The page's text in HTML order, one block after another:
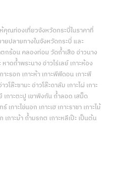
คุณท่องเที่ยวจังหวัดกระบี่ในราคาที่
ยปลายทางในจังหวัดกระบี่ และ
กร้อน คลองท่อม วัดถ้ำเสือ อ่าวนาง
หาดถ้ำพระนาง อ่าวไร่เลย์ เกาะห้อง
าะรอก เกาะห้า เกาะพีพีดอน เกาะพี
โล๊ะซามะ อ่าวโล๊ะดาลัม เกาะไผ่ เกาะ
เกาะตะปู เขาพิงกัน ถ้ำลอด เสม็ด
กาะไข่นอก เกาะเฮ เกาะราชา เกาะไม้
เกาะม้า ถ้ำมรกต เกาะหลีเป๊ะ เป็นต้น